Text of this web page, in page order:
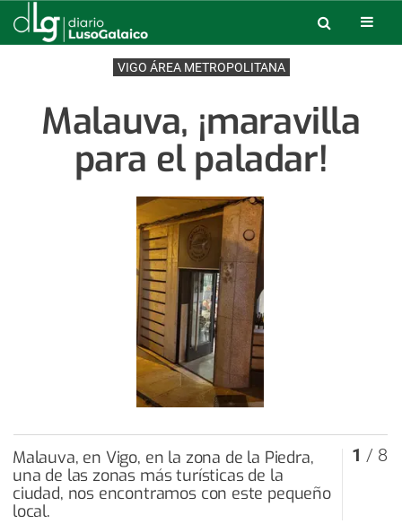
VIGO ÁREA METROPOLITANA
Malauva, ¡maravilla
para el paladar!
Malauva, en Vigo, en la zona de la Piedra,
una de las zonas más turísticas de la
ciudad, nos encontramos con este pequeño
local.
1 / 8